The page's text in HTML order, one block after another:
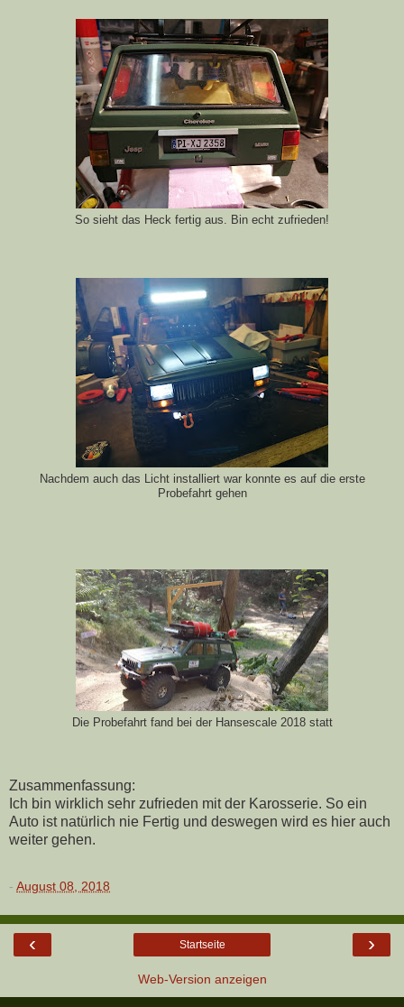
So sieht das Heck fertig aus. Bin echt zufrieden!
Nachdem auch das Licht installiert war konnte es auf die erste
Probefahrt gehen
Die Probefahrt fand bei der Hansescale 2018 statt
Zusammenfassung:
Ich bin wirklich sehr zufrieden mit der Karosserie. So ein
Auto ist natürlich nie Fertig und deswegen wird es hier auch
weiter gehen.
- August 08, 2018
‹ ›
Startseite
Web-Version anzeigen